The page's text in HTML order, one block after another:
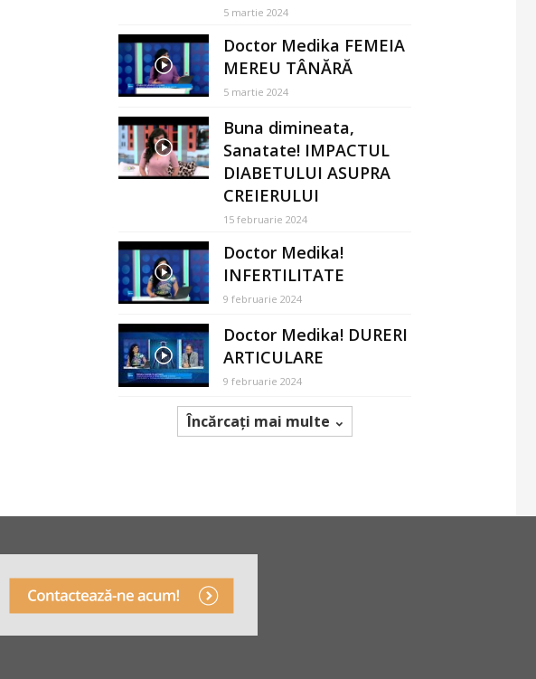
5 martie 2024
Doctor Medika FEMEIA
MEREU TÂNĂRĂ
5 martie 2024
Buna dimineata,
Sanatate! IMPACTUL
DIABETULUI ASUPRA
CREIERULUI
15 februarie 2024
Doctor Medika!
INFERTILITATE
9 februarie 2024
Doctor Medika! DURERI
ARTICULARE
9 februarie 2024
Încărcați mai multe